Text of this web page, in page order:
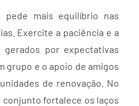
mais equilíbrio nas
Exercite a paciência e a
por expectativas
grupo e o apoio de amigos
de renovação. No
conjunto fortalece os laços